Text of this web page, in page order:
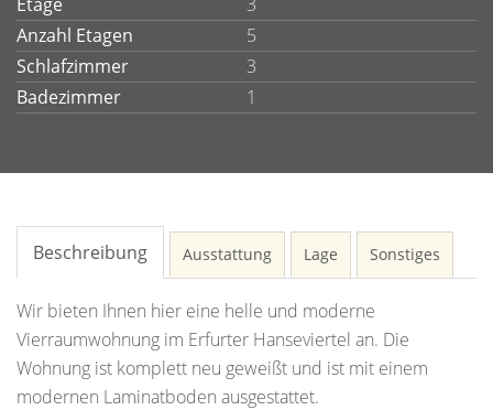
Anzahl Etagen
5
Schlafzimmer
3
Badezimmer
1
Beschreibung Ausstattung Lage Sonstiges
Wir bieten Ihnen hier eine helle und moderne
Vierraumwohnung im Erfurter Hanseviertel an. Die
Wohnung ist komplett neu geweißt und ist mit einem
modernen Laminatboden ausgestattet.